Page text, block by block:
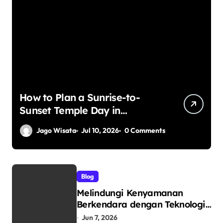
How to Plan a Sunrise-to-
Sunset Temple Day in
Yogyakarta
Jago Wisata Jul 10, 2026 0 Comments
Blog
Melindungi Kenyamanan
Berkendara dengan Teknologi
Dunia: Mengenal V-Kool
Jun 7, 2026